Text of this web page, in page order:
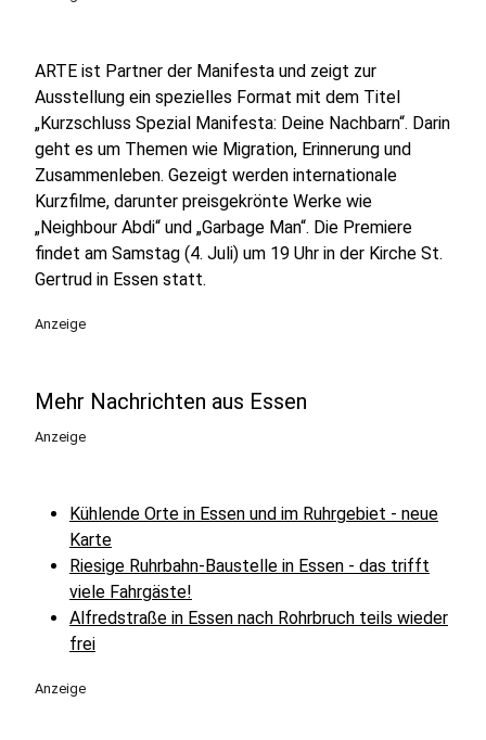
ARTE ist Partner der Manifesta und zeigt zur
Ausstellung ein spezielles Format mit dem Titel
„Kurzschluss Spezial Manifesta: Deine Nachbarn“. Darin
geht es um Themen wie Migration, Erinnerung und
Zusammenleben. Gezeigt werden internationale
Kurzfilme, darunter preisgekrönte Werke wie
„Neighbour Abdi“ und „Garbage Man“. Die Premiere
findet am Samstag (4. Juli) um 19 Uhr in der Kirche St.
Gertrud in Essen statt.
Anzeige
Mehr Nachrichten aus Essen
Anzeige
Kühlende Orte in Essen und im Ruhrgebiet - neue
Karte
Riesige Ruhrbahn-Baustelle in Essen - das trifft
viele Fahrgäste!
Alfredstraße in Essen nach Rohrbruch teils wieder
frei
Anzeige